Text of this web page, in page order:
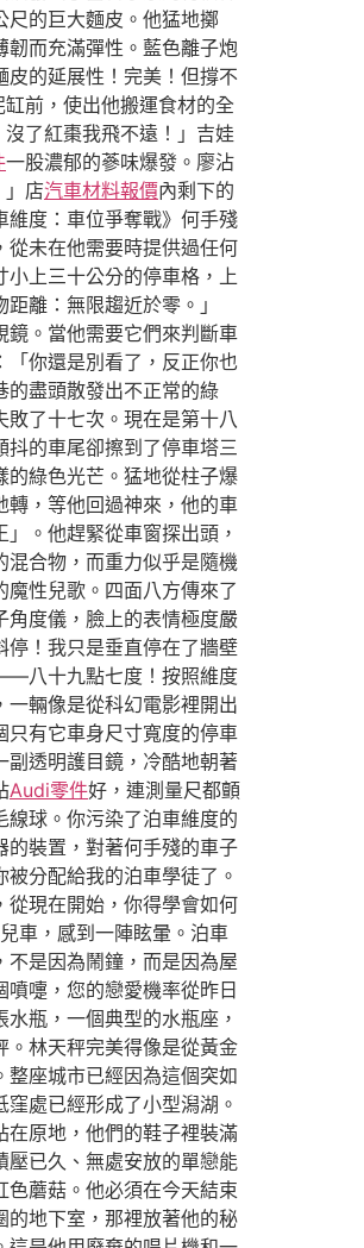
尺的巨大麵皮。他猛地擲
韌而充滿彈性。藍色離子炮
的延展性！完美！但撐不
前，使出他搬運食材的全
了紅棗我飛不遠！」吉娃
一股濃郁的蔘味爆發。廖沾
」店汽車材料報價內剩下的
維度：車位爭奪戰》何手殘
從未在他需要時提供過任何
上三十公分的停車格，上
離：無限趨近於零。」
鏡。當他需要它們來判斷車
「你還是別看了，反正你也
的盡頭散發出不正常的綠
了十七次。現在是第十八
的車尾卻擦到了停車塔三
的綠色光芒。猛地從柱子爆
轉，等他回過神來，他的車
。他趕緊從車窗探出頭，
混合物，而重力似乎是隨機
性兒歌。四面八方傳來了
角度儀，臉上的表情極度嚴
停！我只是垂直停在了牆壁
八十九點七度！按照維度
輛像是從科幻電影裡開出
只有它車身尺寸寬度的停車
透明護目鏡，冷酷地朝著
Audi零件好，連測量尺都顫
球。你污染了泊車維度的
的裝置，對著何手殘的車子
分配給我的泊車學徒了。
從現在開始，你得學會如何
車，感到一陣眩暈。泊車
是因為鬧鐘，而是因為屋
嚏，您的戀愛機率從昨日
瓶，一個典型的水瓶座，
。林天秤完美得像是從黃金
座城市已經因為這個突如
處已經形成了小型潟湖。
在原地，他們的鞋子裡裝滿
壓已久、無處安放的單戀能
蘑菇。他必須在今天結束
的地下室，那裡放著他的秘